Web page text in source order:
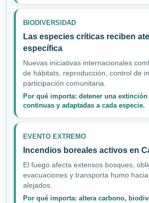
BIODIVERSIDAD
Las especies críticas reciben
específica
Nuevas iniciativas internacionales
de hábitats, reproducción, control de
participación comunitaria.
Por qué importa: detener una
continuas y adaptadas a cada especie.
EVENTO EXTREMO
Incendios boreales activos en
El fuego afecta extensos bosques,
evacuaciones y transporta humo
alejados.
Por qué importa: altera carbono,